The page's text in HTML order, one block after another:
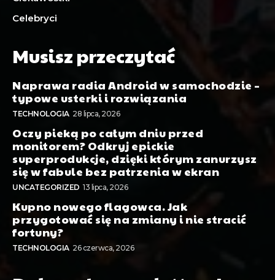
Celebryci
Musisz przeczytać
Naprawa radia Android w samochodzie –
typowe usterki i rozwiązania
TECHNOLOGIA 28 lipca, 2026
Oczy pieką po całym dniu przed
monitorem? Odkryj epickie
superprodukcje, dzięki którym zanurzysz
się w fabule bez patrzenia w ekran
UNCATEGORIZED 13 lipca, 2026
Kupno nowego flagowca. Jak
przygotować się na zmiany i nie stracić
fortuny?
TECHNOLOGIA 26 czerwca, 2026